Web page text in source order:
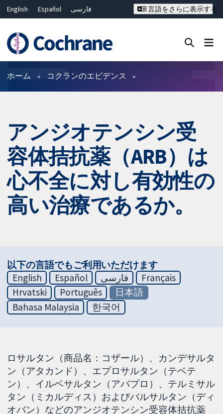
English Español
فارسی
Deutsch
Bahasa Malaysia
ไทย
繁體中文
简体中文
言語をさらに表示する
フィルター
ホーム コクランのエビデンス
アンジオテンシン受
容体拮抗薬（ARB）は
心不全に対し有効性の
高い治療であるか。
以下の言語でもご利用いただけます
English
Español فارسی
Français
Hrvatski
Português
日本語
Bahasa Malaysia
한국어
ロサルタン（商品名：コザール）、カンデサルタ
ン（アタカンド）、エプロサルタン（テベテ
ン）、イルベサルタン（アバプロ）、テルミサル
タン（ミカルディス）およびバルサルタン（ディ
オバン）などのアンジオテンシン受容体拮抗薬